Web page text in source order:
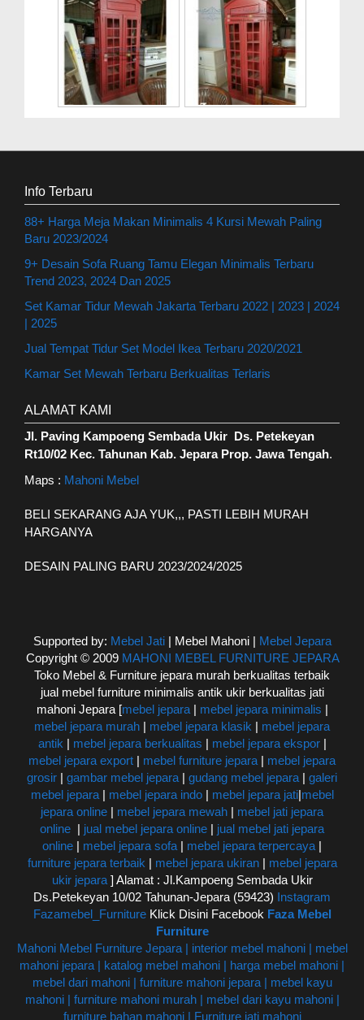
Info Terbaru
88+ Harga Meja Makan Minimalis 4 Kursi Mewah Paling
Baru 2023/2024
9+ Desain Sofa Ruang Tamu Elegan Minimalis Terbaru
Trend 2023, 2024 Dan 2025
Set Kamar Tidur Mewah Jakarta Terbaru 2022 | 2023 | 2024
| 2025
Jual Tempat Tidur Set Model Ikea Terbaru 2020/2021
Kamar Set Mewah Terbaru Berkualitas Terlaris
ALAMAT KAMI
Jl. Paving Kampoeng Sembada Ukir Ds. Petekeyan
Rt10/02 Kec. Tahunan Kab. Jepara Prop. Jawa Tengah.
Maps : Mahoni Mebel
BELI SEKARANG AJA YUK,,, PASTI LEBIH MURAH
HARGANYA
DESAIN PALING BARU 2023/2024/2025
Supported by: Mebel Jati| Mebel Mahoni |
Mebel Jepara
Copyright © 2009 MAHONI MEBEL FURNITURE JEPARA
Toko Mebel & Furniture jepara murah berkualitas terbaik
jual mebel furniture minimalis antik ukir berkualitas jati
mahoni Jepara [mebel jepara| mebel jepara minimalis
mebel jepara murah
mebel jepara klasik
mebel jepara
antik| mebel jepara berkualitas mebel jepara ekspor|
mebel jepara export
mebel furniture jepara| mebel jepara
grosir
gambar mebel jepara| gudang mebel jepara| galeri
mebel jepara| mebel jepara indo| mebel jepara jati| mebel
jepara online
mebel jepara mewah
mebel jati jepara
online
jual mebel jepara online
jual mebel jati jepara
online
mebel jepara sofa| mebel jepara terpercaya|
furniture jepara terbaik| mebel jepara ukiran| mebel jepara
ukir jepara] Alamat : Jl.Kampoeng Sembada Ukir
Ds.Petekeyan 10/02 Tahunan-Jepara (59423) Instagram
Fazamebel_FurnitureKlick Disini Facebook Faza Mebel
Furniture
Mahoni Mebel Furniture Jepara | interior mebel mahoni | mebel
mahoni jepara | katalog mebel mahoni | harga mebel mahoni |
mebel dari mahoni | furniture mahoni jepara | mebel kayu
mahoni | furniture mahoni murah | mebel dari kayu mahoni |
furniture bahan mahoni | Furniture jati mahoni